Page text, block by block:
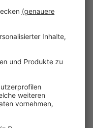
gewachsen
aus